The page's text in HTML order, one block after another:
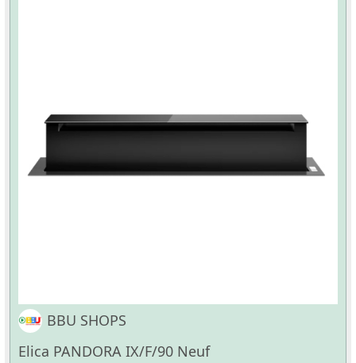
BBU SHOPS
Elica PANDORA IX/F/90 Neuf